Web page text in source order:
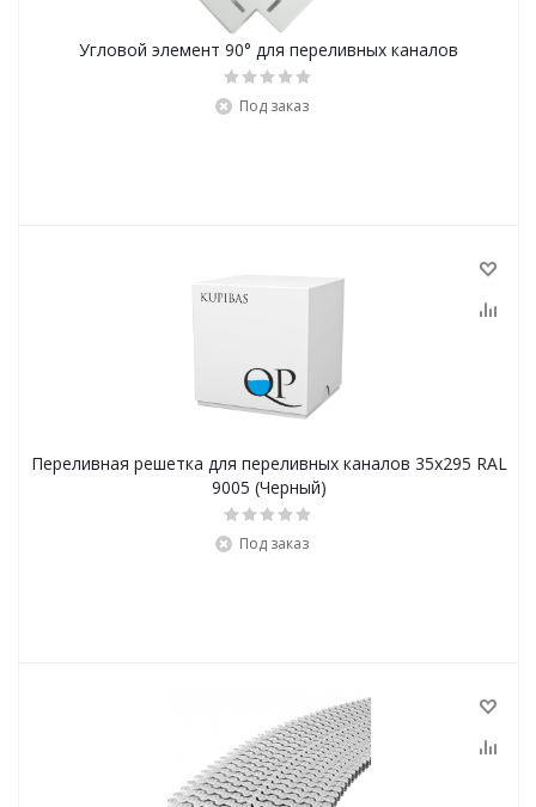
Угловой элемент 90° для переливных каналов
Под заказ
Переливная решетка для переливных каналов 35х295 RAL
9005 (Черный)
Под заказ